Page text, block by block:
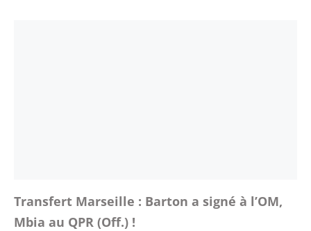
Transfert Marseille : Barton a signé à l’OM,
Mbia au QPR (Off.) !